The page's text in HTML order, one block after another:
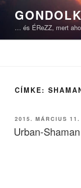
Tartalomhoz
… és ÉReZZ, mert
CÍMKE:
BEKÜLDVE:
2015. MÁRCIUS 11.
Urban-Shaman